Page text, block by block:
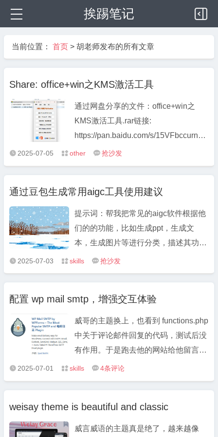
挨踢笔记
当前位置： 首页 > 胡老师发布的所有文章
Share: office+win之KMS激活工具
通过网盘分享的文件：office+win之
KMS激活工具.rar链接:
https://pan.baidu.com/s/
A 提取码: r3um–来自百度网盘超级会员
v6的分享 因为是系统级激活软件，所
胡老师亲测好用，已经使用3年以上没
有问题，但 ...
 2025-07-05  other  抢沙发
通过豆包生成常用aigc工具使用建议
提示词：帮我把常见的aigc软件根据他
们的的功能，比如生成ppt，生成文
本，生成图片等进行分类，描述其功能
上的特长，比如简单易用，比如有收费
限制等，最后再给出使用建议。（可能
功能特长优势收费限制应用商店表现教
育场景适配度使用建议PPT 生 ...
 2025-07-03  skills  抢沙发
配置 wp mail smtp，增强交互体验
威哥的主题换上，也看到 functions.php
中关于评论邮件回复的代码，测试后没
有作用。于是跑去他的网站给他留言，
并且当天就收到了效果，所以我怀疑他
跟我一样都是由邮件app并开启了通知
wp mail smtp 会出现小鸟图标的插件，
名字有点长，但 ...
 2025-07-01  skills  4条评论
weisay theme is beautiful and classic
威言威语的主题真是绝了，越来越像